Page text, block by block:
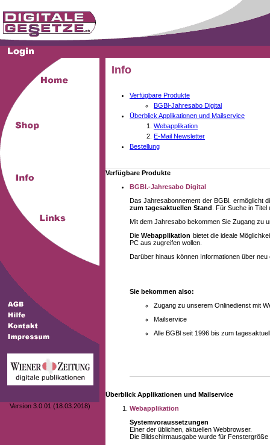
Version 3.0.01 (18.03.2018)
Info
Verfügbare Produkte
BGBl-Jahresabo Digital
Überblick Applikationen und Mailservice
Webapplikation
E-Mail Newsletter
Bestellung
Verfügbare Produkte
BGBl.-Jahresabo Digital
Das Jahresabonnement der BGBl. ermöglicht
zum tagesaktuellen Stand . Für Suche in
Mit dem Jahresabo bekommen Sie Zugang zu
DieWebapplikation bietet die ideale
PC aus zugreifen wollen.
Darüber hinaus können Informationen über
Sie bekommen also:
Zugang zu unserem Onlinedienst mit
Mailservice
Alle BGBl seit 1996 bis zum
Überblick Applikationen und Mailservice
Webapplikation
Systemvoraussetzungen
Einer der üblichen, aktuellen Webbrowser.
Die Bildschirmausgabe wurde für